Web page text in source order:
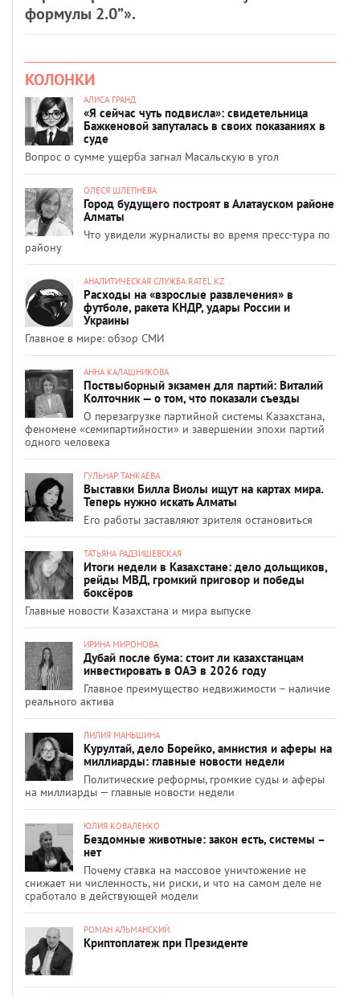
формулы 2.0”».
КОЛОНКИ
АЛИСА ГРАНД
«Я сейчас чуть подвисла»: свидетельница
Бажкеновой запуталась в своих показаниях в
суде
Вопрос о сумме ущерба загнал Масальскую в угол
ОЛЕСЯ ШЛЕПНЕВА
Город будущего построят в Алатауском районе
Алматы
Что увидели журналисты во время пресс-тура по
району
АНАЛИТИЧЕСКАЯ СЛУЖБА RATEL.KZ
Расходы на «взрослые развлечения» в
футболе, ракета КНДР, удары России и
Украины
Главное в мире: обзор СМИ
АННА КАЛАШНИКОВА
Поствыборный экзамен для партий: Виталий
Колточник — о том, что показали съезды
О перезагрузке партийной системы Казахстана,
феномене «семипартийности» и завершении эпохи партий
одного человека
ГУЛЬНАР ТАНКАЕВА
Выставки Билла Виолы ищут на картах мира.
Теперь нужно искать Алматы
Его работы заставляют зрителя остановиться
ТАТЬЯНА РАДЗИШЕВСКАЯ
Итоги недели в Казахстане: дело дольщиков,
рейды МВД, громкий приговор и победы
боксёров
Главные новости Казахстана и мира выпуске
ИРИНА МИРОНОВА
Дубай после бума: стоит ли казахстанцам
инвестировать в ОАЭ в 2026 году
Главное преимущество недвижимости – наличие
реального актива
ЛИЛИЯ МАНЬШИНА
Курултай, дело Борейко, амнистия и аферы на
миллиарды: главные новости недели
Политические реформы, громкие суды и аферы
на миллиарды — главные новости недели
ЮЛИЯ КОВАЛЕНКО
Бездомные животные: закон есть, системы –
нет
Почему ставка на массовое уничтожение не
снижает ни численность, ни риски, и что на самом деле не
сработало в действующей модели
РОМАН АЛЬМАНСКИЙ
Криптоплатеж при Президенте